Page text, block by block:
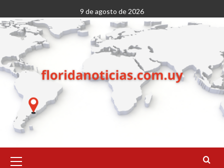
al
contenido
9 de agosto de 2026
primario